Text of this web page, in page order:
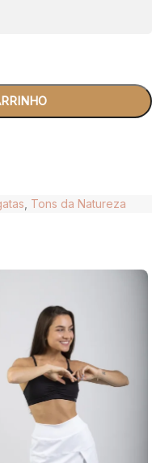
Tons da Natureza